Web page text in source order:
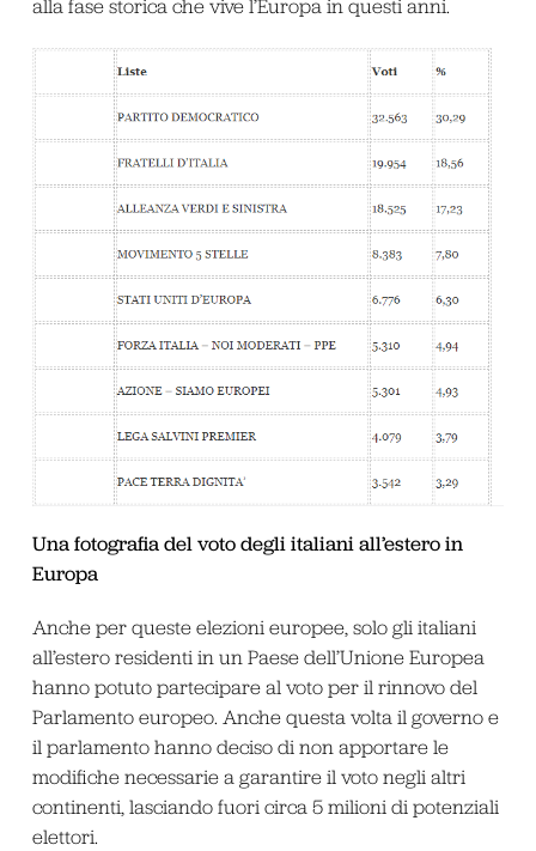
alla fase storica che vive l’Europa in questi anni.
Una fotografia del voto degli italiani all’estero in
Europa
Anche per queste elezioni europee, solo gli italiani
all’estero residenti in un Paese dell’Unione Europea
hanno potuto partecipare al voto per il rinnovo del
Parlamento europeo. Anche questa volta il governo e
il parlamento hanno deciso di non apportare le
modifiche necessarie a garantire il voto negli altri
continenti, lasciando fuori circa 5 milioni di potenziali
elettori.